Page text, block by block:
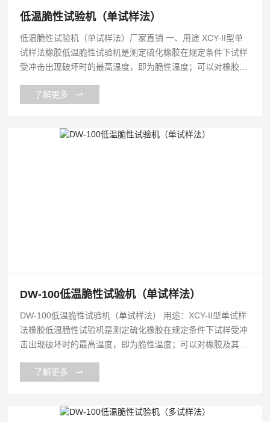
低温脆性试验机（单试样法）
低温脆性试验机（单试样法）厂家直销 一、用途 XCY-II型单
试样法橡胶低温脆性试验机是测定硫化橡胶在规定条件下试样
受冲击出现破坏时的最高温度，即为脆性温度；可以对橡胶及
测定不同橡胶材料或不同配方的硫化橡胶的脆性温度和低温性
了解更多
DW-100低温脆性试验机（单试样法）
DW-100低温脆性试验机（单试样法） 用途：XCY-II型单试样
法橡胶低温脆性试验机是测定硫化橡胶在规定条件下试样受冲
击出现破坏时的最高温度，即为脆性温度；可以对橡胶及其他
不同橡胶材料或不同配方的硫化橡胶的脆性温度和低温性能的
了解更多